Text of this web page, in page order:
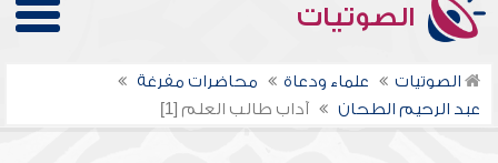
الصوتيات
الصوتيات علماء ودعاة
محاضرات مفرغة
عبد الرحيم الطحان
آداب طالب العلم [1]